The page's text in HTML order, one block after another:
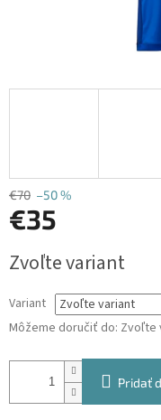
€70 –50 %
€35
cena:
Zvoľte variant
Variant
Môžeme doručiť do: Zvoľte
Pridať